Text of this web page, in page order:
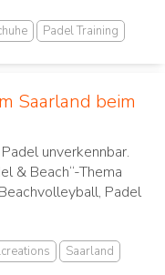
Padel Training
Saarland beim
unverkennbar.
& Beach“-Thema
Padel
Saarland